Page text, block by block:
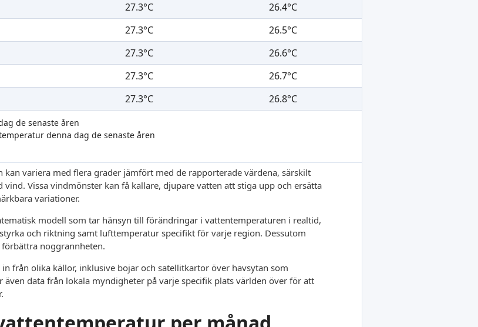
27.3°C
26.4°C
27.3°C
26.5°C
27.3°C
26.6°C
27.3°C
26.7°C
27.3°C 26.8°C
de senaste åren
denna dag de senaste åren
kan variera med flera grader jämfört med de rapporterade värdena, särskilt
Vissa vindmönster kan få kallare, djupare vatten att stiga upp och ersätta
variationer.
modell som tar hänsyn till förändringar i vattentemperaturen i realtid,
och riktning samt lufttemperatur specifikt för varje region. Dessutom
noggrannheten.
från olika källor, inklusive bojar och satellitkartor över havsytan som
data från lokala myndigheter på varje specifik plats världen över för att